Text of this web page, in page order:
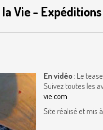
Vie -
En vidéo: Le
Suivez toutes les
vie.com
Site réalisé et mis à